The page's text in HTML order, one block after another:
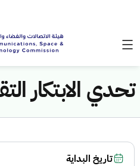
تحدي الابتكار التقني
تاريخ البداية